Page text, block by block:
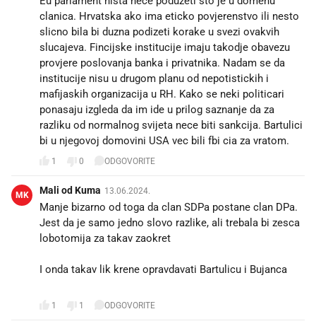
clanica. Hrvatska ako ima eticko povjerenstvo ili nesto
slicno bila bi duzna podizeti korake u svezi ovakvih
slucajeva. Fincijske institucije imaju takodje obavezu
provjere poslovanja banka i privatnika. Nadam se da
institucije nisu u drugom planu od nepotistickih i
mafijaskih organizacija u RH. Kako se neki politicari
ponasaju izgleda da im ide u prilog saznanje da za
razliku od normalnog svijeta nece biti sankcija. Bartulici
bi u njegovoj domovini USA vec bili fbi cia za vratom.
1 0 ODGOVORITE
MK Mali od Kuma 13.06.2024.
Manje bizarno od toga da clan SDPa postane clan DPa.
Jest da je samo jedno slovo razlike, ali trebala bi zesca
lobotomija za takav zaokret
I onda takav lik krene opravdavati Bartulicu i Bujanca 🤣
1 1 ODGOVORITE